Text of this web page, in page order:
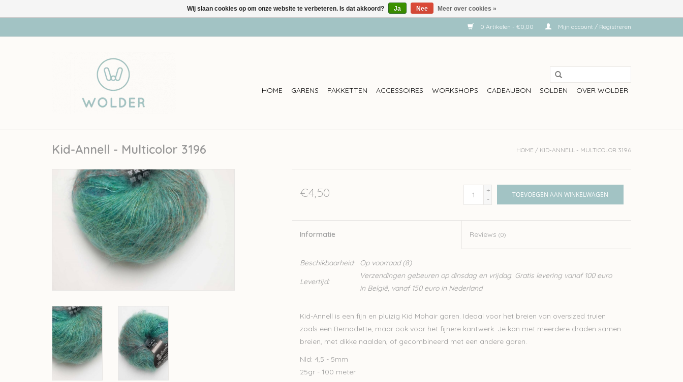
0 Artikelen - €0,00 Mijn account / Registreren
HOME GARENS PAKKETTEN ACCESSOIRES WORKSHOPS CADEAUBON SOLDEN OVER WOLDER
Kid-Annell - Multicolor 3196 HOME / KID-ANNELL - MULTICOLOR 3196
€4,50
+
-
TOEVOEGEN AAN WINKELWAGEN
Informatie Reviews(0)
Beschikbaarheid: Op voorraad(8)
Levertijd:
Verzendingen gebeuren op dinsdag en vrijdag. Gratis levering vanaf 100 euro
in België, vanaf 150 euro in Nederland
Kid-Annell is een fijn en pluizig Kid Mohair garen. Ideaal voor het breien van oversized truien
zoals een Bernadette, maar ook voor het fijnere kantwerk. Je kan met meerdere draden samen
breien, met dikke naalden, of gecombineerd met een andere garen.
Nld: 4,5 - 5mm
25gr - 100 meter
Wij slaan cookies op om onze website te verbeteren. Is dat akkoord? Ja Nee Meer over cookies »